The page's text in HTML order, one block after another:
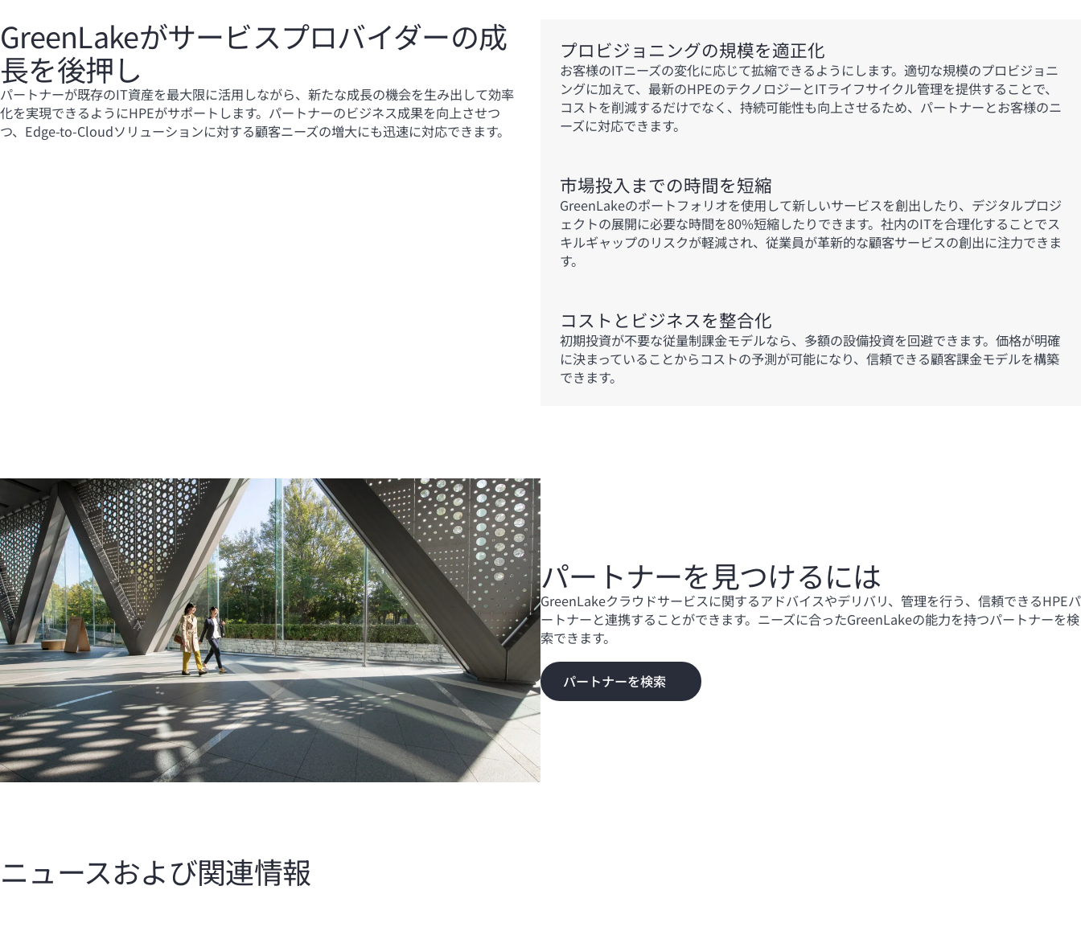
GreenLakeがサービスプロバイダーの成
長を後押し
パートナーが既存のIT資産を最大限に活用しながら、新たな成長の機会を生み出して効率
化を実現できるようにHPEがサポートします。パートナーのビジネス成果を向上させつ
つ、 Edge-to-Cloudソリューションに対する顧客ニーズの増大にも迅速に対応できます。
プロビジョニングの規模を適正化
お客様のITニーズの変化に応じて拡縮できるようにします。適切な規模のプロビジョニ
ングに加えて、最新のHPEのテクノロジーとITライフサイクル管理を提供することで、
コストを削減するだけでなく、持続可能性も向上させるため、パートナーとお客様のニ
ーズに対応できます。
市場投入までの時間を短縮
GreenLakeのポートフォリオを使用して新しいサービスを創出したり、デジタルプロジ
ェクトの展開に必要な時間を80%短縮したりできます。社内のITを合理化することでス
キルギャップのリスクが軽減され、従業員が革新的な顧客サービスの創出に注力できま
す。
コストとビジネスを整合化
初期投資が不要な従量制課金モデルなら、多額の設備投資を回避できます。価格が明確
に決まっていることからコストの予測が可能になり、信頼できる顧客課金モデルを構築
できます。
パートナーを見つけるには
GreenLakeクラウドサービスに関するアドバイスやデリバリ、管理を行う、信頼できるHPEパ
ートナーと連携することができます。ニーズに合ったGreenLakeの能力を持つパートナーを検
索できます。
パートナーを検索
ニュースおよび関連情報